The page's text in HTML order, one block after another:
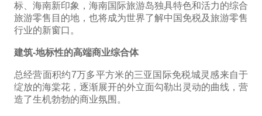
标、海南新印象，海南国际旅游岛独具特色和活力的综合
旅游零售目的地，也将成为世界了解中国免税及旅游零售
行业的新窗口。
建筑-地标性的高端商业综合体
总经营面积约7万多平方米的三亚国际免税城灵感来自于
绽放的海棠花，逐渐展开的外立面勾勒出灵动的曲线，营
造了生机勃勃的商业氛围。